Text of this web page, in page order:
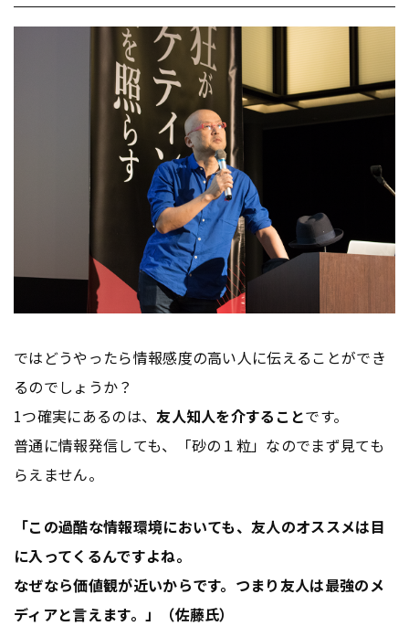
ではどうやったら情報感度の高い人に伝えることができ
るのでしょうか？
1つ確実にあるのは、 友人知人を介することです。
普通に情報発信しても、「砂の１粒」なのでまず見ても
らえません。
「この過酷な情報環境においても、友人のオススメは目
に入ってくるんですよね。
なぜなら価値観が近いからです。つまり友人は最強のメ
ディアと言えます。」（佐藤氏）